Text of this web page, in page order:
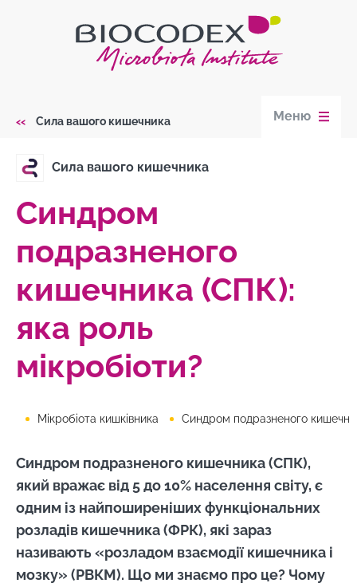
Сила вашого кишечника Меню
Сила вашого кишечника
Синдром
подразненого
кишечника (СПК):
яка роль
мікробіоти?
Мікробіота кишківника Синдром подразненого кишечника
Синдром подразненого кишечника (СПК),
який вражає від 5 до 10% населення світу, є
одним із найпоширеніших функціональних
розладів кишечника (ФРК), які зараз
називають «розладом взаємодії кишечника і
мозку» (РВКМ). Що ми знаємо про це? Чому